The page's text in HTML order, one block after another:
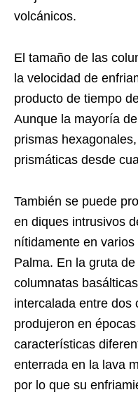
volcánicos.
El tamaño de las
la velocidad de
producto de tiempo
Aunque la mayoría
prismas
prismáticas desde
También se puede
en diques intrusivos
nítidamente en
Palma. En la gruta
columnatas
intercalada entre dos
produjeron en
características
enterrada en la lava
por lo que su